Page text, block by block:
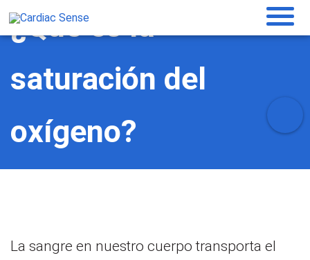
¿Qué es la
saturación del
oxígeno?
La sangre en nuestro cuerpo transporta el